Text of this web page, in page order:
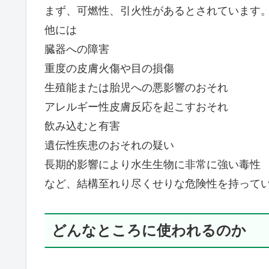
まず、可燃性、引火性があるとされています。
他には
臓器への障害
重度の皮膚火傷や目の損傷
生殖能または胎児への悪影響のおそれ
アレルギー性皮膚反応を起こすおそれ
飲み込むと有害
遺伝性疾患のおそれの疑い
長期的影響により水生生物に非常に強い毒性
など、結構至れり尽くせりな危険性を持ってい
どんなところに使われるのか